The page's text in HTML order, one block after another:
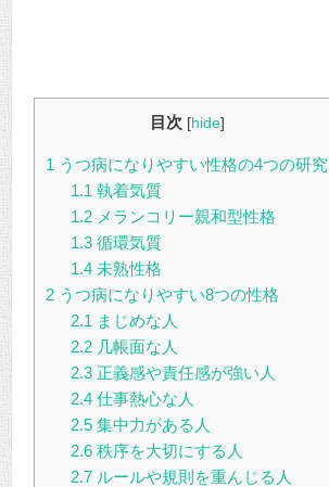
目次 [hide]
1 うつ病になりやすい性格の4つの研究
1.1 執着気質
1.2メランコリー親和型性格
1.3循環気質
1.4未熟性格
2 うつ病になりやすい8つの性格
2.1 まじめな人
2.2几帳面な人
2.3正義感や責任感が強い人
2.4仕事熱心な人
2.5集中力がある人
2.6秩序を大切にする人
2.7ルールや規則を重んじる人